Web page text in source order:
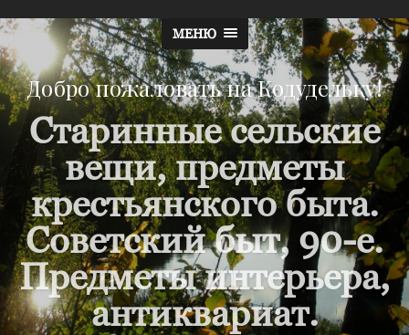
МЕНЮ
Добро пожаловать на Кодудельку!
Старинные сельские
вещи, предметы
крестьянского быта.
Советский быт, 90-е.
Предметы интерьера,
антиквариат.